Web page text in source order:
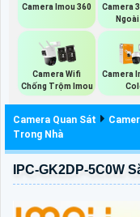
Camera Imou 360
Camera
Camera Wifi
Chống Trộm Imou
Camera
Camera Quan Sát
Trong Nhà
IPC-GK2DP-5C0W